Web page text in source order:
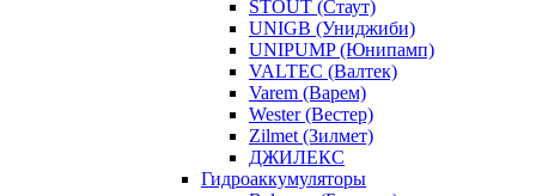
STOUT (Стаут)
UNIGB (Униджиби)
UNIPUMP (Юнипамп)
VALTEC (Валтек)
Varem (Варем)
Wester (Вестер)
Zilmet (Зилмет)
ДЖИЛЕКС
Гидроаккумуляторы